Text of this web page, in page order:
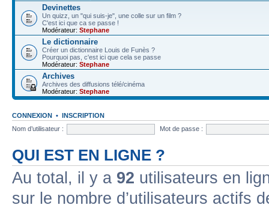
Devinettes
Un quizz, un "qui suis-je", une colle sur un film ?
C'est ici que ca se passe !
Modérateur: Stephane
Le dictionnaire
Créer un dictionnaire Louis de Funès ?
Pourquoi pas, c'est ici que cela se passe
Modérateur: Stephane
Archives
Archives des diffusions télé/cinéma
Modérateur: Stephane
CONNEXION • INSCRIPTION
Nom d’utilisateur :
Mot de passe :
QUI EST EN LIGNE ?
Au total, il y a 92 utilisateurs en
sur le nombre d’utilisateurs actifs